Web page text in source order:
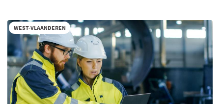
2026
WEST-VLAANDEREN